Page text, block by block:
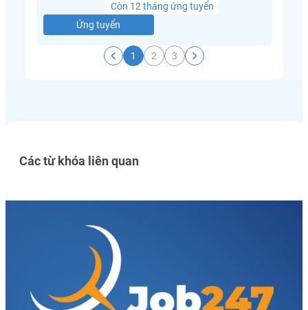
Còn 12 tháng ứng tuyển
Ứng tuyển
1 2 3
Các từ khóa liên quan